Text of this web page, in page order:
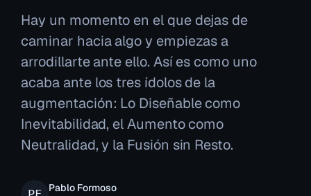
Hay un momento en el que dejas de
caminar hacia algo y empiezas a
arrodillarte ante ello. Así es como uno
acaba ante los tres ídolos de la
augmentación: Lo Diseñable como
Inevitabilidad, el Aumento como
Neutralidad, y la Fusión sin Resto.
Pablo Formoso